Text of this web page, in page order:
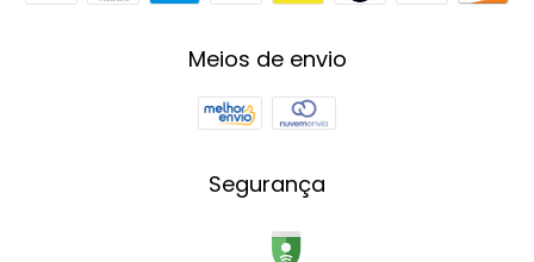
Meios de envio
Segurança